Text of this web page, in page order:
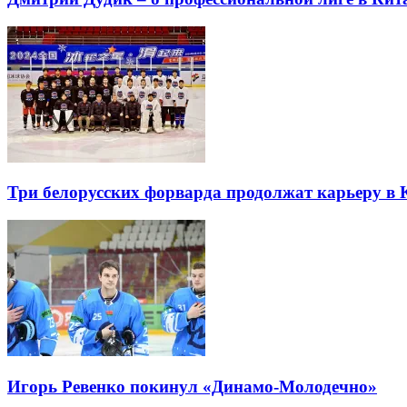
Три белорусских форварда продолжат карьеру в
Игорь Ревенко покинул «Динамо-Молодечно»